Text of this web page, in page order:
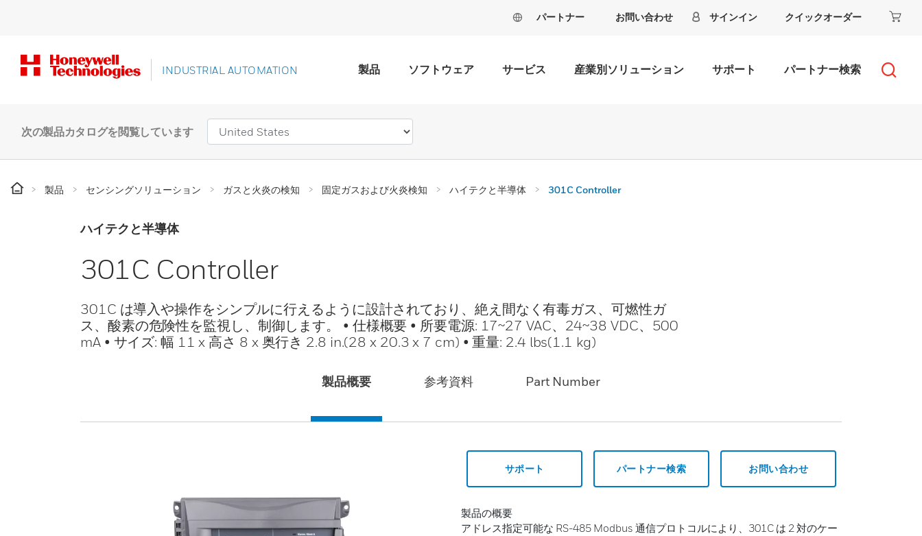
パートナー お問い合わせ サインイン クイックオーダー
INDUSTRIAL AUTOMATION 製品 ソフトウェア サービス 産業別ソリューション サポート パートナー検索
次の製品カタログを閲覧しています
製品 センシングソリューション ガスと火炎の検知 固定ガスおよび火炎検知 ハイテクと半導体 301C Controller
ハイテクと半導体
301C Controller
301C は導入や操作をシンプルに行えるように設計されており、絶え間なく有毒ガス、可燃性ガ
ス、酸素の危険性を監視し、制御します。 • 仕様概要 • 所要電源: 17~27 VAC、24~38 VDC、500
mA • サイズ: 幅 11 x 高さ 8 x 奥行き 2.8 in.(28 x 20.3 x 7 cm) • 重量: 2.4 lbs(1.1 kg)
製品概要 参考資料 Part Number
サポート パートナー検索 お問い合わせ
製品の概要
アドレス指定可能な RS-485 Modbus 通信プロトコルにより、301C は 2 対のケー